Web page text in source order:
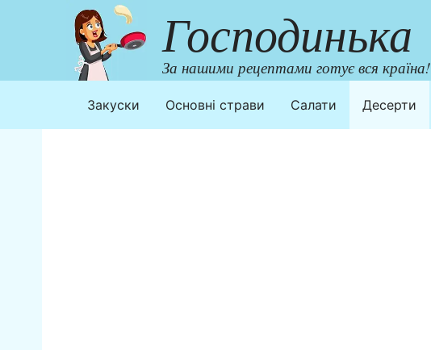
Господинька
За нашими рецептами готує вся країна!
Закуски Основні страви Салати Десерти